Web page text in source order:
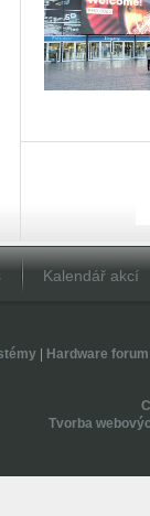
Kalendář akcí
| Hardware forum
Tvorba